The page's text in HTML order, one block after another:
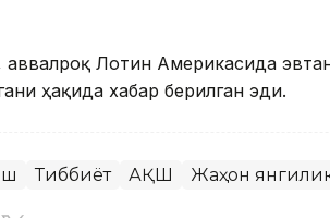
аввалроқ Лотин Америкасида
ҳақида хабар берилган эди.
Тиббиёт АҚШ Жаҳон